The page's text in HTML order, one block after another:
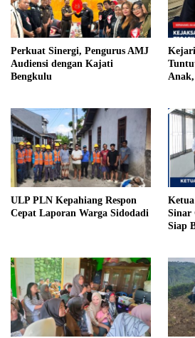
Perkuat Sinergi, Pengurus AMJ
Audiensi dengan Kajati
Bengkulu
ULP PLN Kepahiang Respon
Cepat Laporan Warga Sidodadi
Sinar
Siap